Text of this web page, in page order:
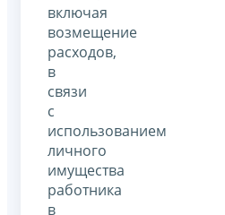
включая
возмещение
расходов,
в
связи
с
использованием
личного
имущества
работника
в